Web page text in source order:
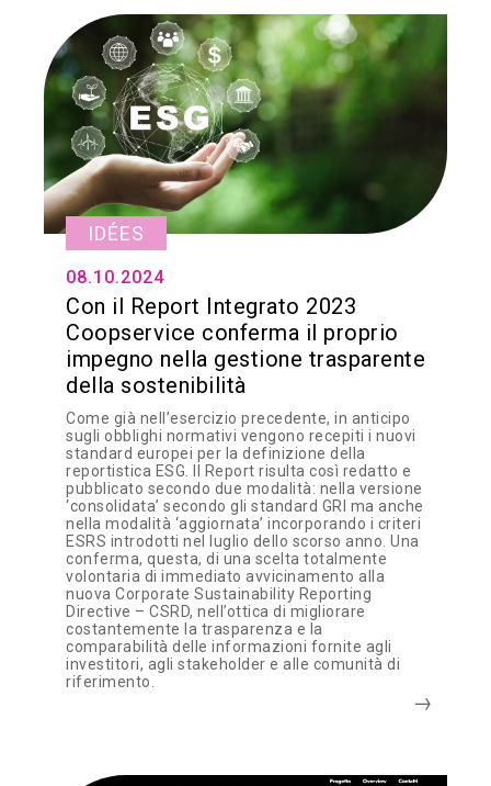
IDÉES
08.10.2024
Con il Report Integrato 2023
Coopservice conferma il proprio
impegno nella gestione trasparente
della sostenibilità
Come già nell’esercizio precedente, in anticipo
sugli obblighi normativi vengono recepiti i nuovi
standard europei per la definizione della
reportistica ESG. Il Report risulta così redatto e
pubblicato secondo due modalità: nella versione
‘consolidata’ secondo gli standard GRI ma anche
nella modalità ‘aggiornata’ incorporando i criteri
ESRS introdotti nel luglio dello scorso anno. Una
conferma, questa, di una scelta totalmente
volontaria di immediato avvicinamento alla
nuova Corporate Sustainability Reporting
Directive – CSRD, nell’ottica di migliorare
costantemente la trasparenza e la
comparabilità delle informazioni fornite agli
investitori, agli stakeholder e alle comunità di
riferimento.